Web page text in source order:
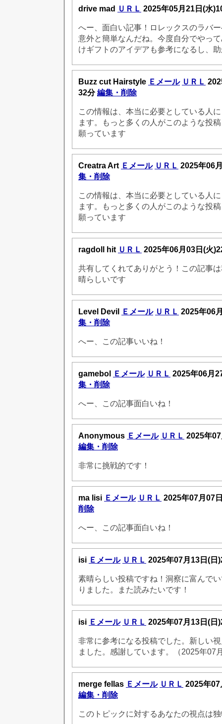
drive mad ＵＲＬ 2025年05月21日(水
へー、面白い記事！ロレックスのラバ
意外と簡単なんだね。今度自分でやっ
けギフトのアイデアも参考になるし、
Buzz cut Hairstyle Ｅメール ＵＲＬ
32分編集・削除
この情報は、本当に必要としている人
ます。もっと多くの人がこのような投
願っています
Creatra Art Ｅメール ＵＲＬ 2025年06
集・削除
この情報は、本当に必要としている人
ます。もっと多くの人がこのような投
願っています
ragdoll hit ＵＲＬ 2025年06月03日(火
共有してくれてありがとう！この記事
晴らしいです
Level Devil Ｅメール ＵＲＬ 2025年06
集・削除
へー、この記事いいね！
gamebol Ｅメール ＵＲＬ 2025年06月
集・削除
へー、この記事面白いね！
Anonymous Ｅメール ＵＲＬ 2025年
編集・削除
非常に挑戦的です！
ma lisi Ｅメール ＵＲＬ 2025年07月07
削除
へー、この記事面白いね！
isi Ｅメール ＵＲＬ 2025年07月13日(日
素晴らしい投稿ですね！洞察に富んで
りました。また読みたいです！
isi Ｅメール ＵＲＬ 2025年07月13日(日
非常に参考になる投稿でした。新しい
ました。感謝しています。（2025年07
merge fellas Ｅメール ＵＲＬ 2025年07
編集・削除
このトピックに対するあなたの視点は